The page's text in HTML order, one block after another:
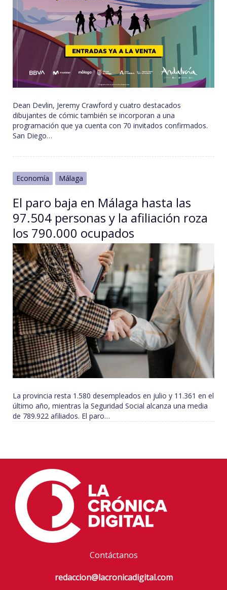
Dean Devlin, Jeremy Crawford y cuatro destacados
dibujantes de cómic también se incorporan a una
programación que ya cuenta con 70 invitados confirmados.
San Diego…
Economía Málaga
El paro baja en Málaga hasta las
97.504 personas y la afiliación roza
los 790.000 ocupados
La provincia resta 1.580 desempleados en julio y 11.361 en el
último año, mientras la Seguridad Social alcanza una media
de 789.922 afiliados. El paro…
Contáctanos
redaccion@lacronicadigital.com